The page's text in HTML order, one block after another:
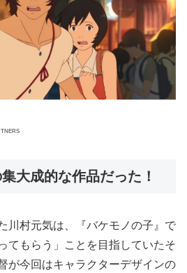
大成的な作品だった！
川村元気は、『バケモノの子』で
てもらう」ことを目指していたそ
が今回はキャラクターデザインの